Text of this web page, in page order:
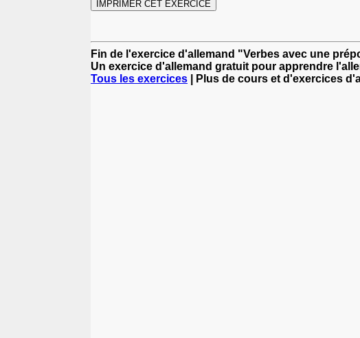
Fin de l'exercice d'allemand "Verbes avec une
Un exercice d'allemand gratuit pour apprendre
Tous les exercices | Plus de cours et d'exercices